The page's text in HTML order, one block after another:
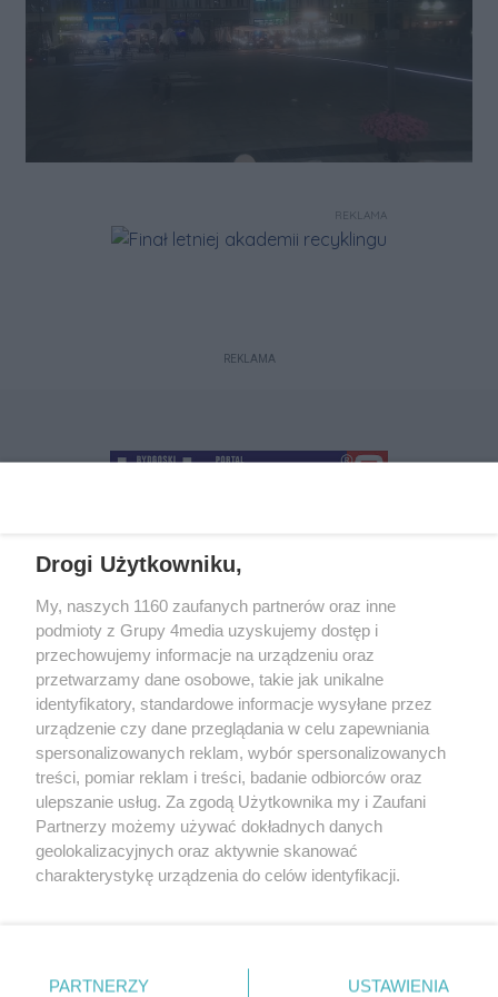
REKLAMA
REKLAMA
+48 52 5812666
O nas Reklama Regulamin
Kontakt
Wydarzenia
Ogłoszenia Katalog firm
Zapisz się do newslettera
Dołącz do grona ludzi najlepiej poinformowanych!
Zapisz się »
Drogi Użytkowniku,
My, naszych 1160 zaufanych partnerów oraz inne
podmioty z Grupy 4media uzyskujemy dostęp i
przechowujemy informacje na urządzeniu oraz
przetwarzamy dane osobowe, takie jak unikalne
identyfikatory, standardowe informacje wysyłane przez
urządzenie czy dane przeglądania w celu zapewniania
spersonalizowanych reklam, wybór spersonalizowanych
treści, pomiar reklam i treści, badanie odbiorców oraz
ulepszanie usług. Za zgodą Użytkownika my i Zaufani
Partnerzy możemy używać dokładnych danych
geolokalizacyjnych oraz aktywnie skanować
charakterystykę urządzenia do celów identyfikacji.
zmienić/wycofać klikając przycisk ustawień prywatności
PARTNERZY USTAWIENIA